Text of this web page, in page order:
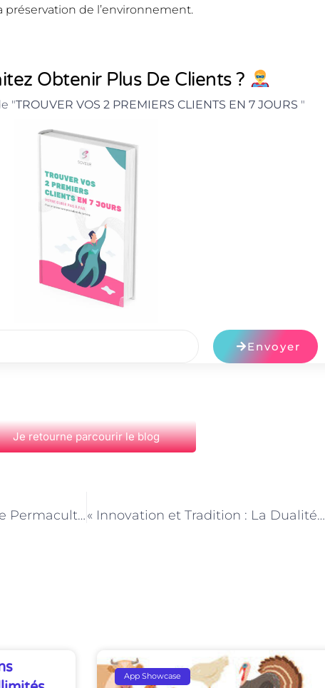
préservation de l’environnement.
Obtenir Plus De Clients ?
"TROUVER VOS 2 PREMIERS CLIENTS EN 7 JOURS "
Envoyer
Je retourne parcourir le blog
« Cultiver et Pratiques de Permaculture en Milieu Urbain » « Innovation et Tradition : La Dualité dans le Monde des Barmans Parisiens »
App Showcase